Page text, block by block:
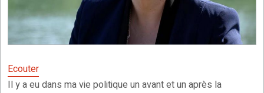
Ecouter
Il y a eu dans ma vie politique un avant et un après la